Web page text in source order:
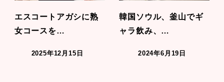
エスコートアガシに熟
女コースを…
2025年12月15日
韓国ソウル、釜山でギ
ャラ飲み、…
2024年6月19日